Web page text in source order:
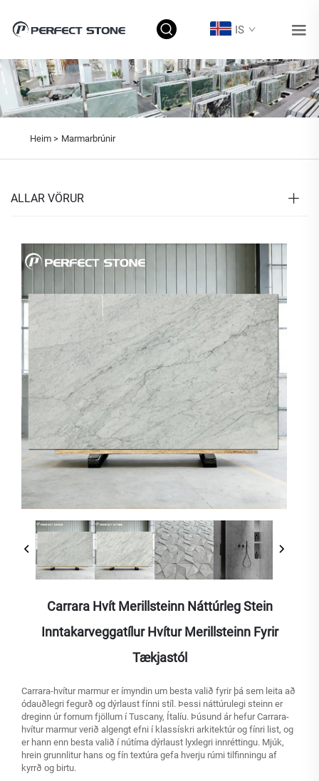
IS
Heim > Marmarbrúnir
ALLAR VÖRUR
Carrara Hvít Merillsteinn Náttúrleg Stein
Inntakarveggatílur Hvítur Merillsteinn Fyrir
Tækjastól
Carrara-hvítur marmur er ímyndin um besta valið fyrir þá sem leita að
ódauðlegri fegurð og dýrlaust fínni stíl. Þessi náttúrulegi steinn er
dreginn úr fornum fjöllum í Tuscany, Ítalíu. Þúsund ár hefur Carrara-
hvítur marmur verið algengt efni í klassískri arkitektúr og fínri list, og
er hann enn besta valið í nútíma dýrlaust lyxlegri innréttingu. Mjúk,
hrein grunnlitur hans og fín textúra gefa hverju rúmi tilfinningu af
kyrrð og birtu.